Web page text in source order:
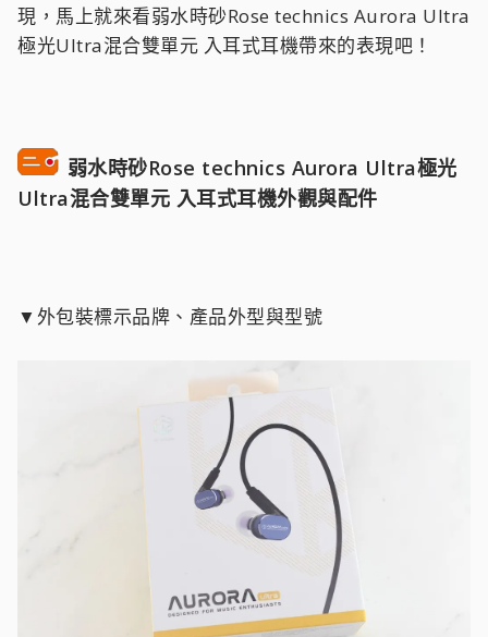
現，馬上就來看弱水時砂Rose technics Aurora Ultra
極光Ultra混合雙單元 入耳式耳機帶來的表現吧！
弱水時砂Rose technics Aurora Ultra極光
Ultra混合雙單元 入耳式耳機外觀與配件
▼外包裝標示品牌、產品外型與型號